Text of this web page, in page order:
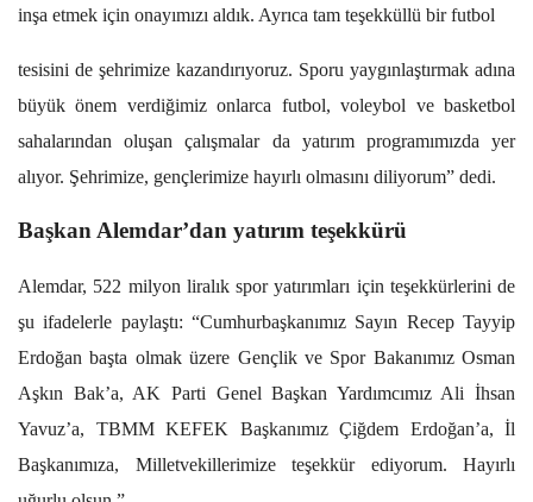
inşa etmek için onayımızı aldık. Ayrıca tam teşekküllü bir futbol
tesisini de şehrimize kazandırıyoruz. Sporu yaygınlaştırmak adına
büyük önem verdiğimiz onlarca futbol, voleybol ve basketbol
sahalarından oluşan çalışmalar da yatırım programımızda yer
alıyor. Şehrimize, gençlerimize hayırlı olmasını diliyorum” dedi.
Başkan Alemdar’dan yatırım teşekkürü
Alemdar, 522 milyon liralık spor yatırımları için teşekkürlerini de
şu ifadelerle paylaştı: “Cumhurbaşkanımız Sayın Recep Tayyip
Erdoğan başta olmak üzere Gençlik ve Spor Bakanımız Osman
Aşkın Bak’a, AK Parti Genel Başkan Yardımcımız Ali İhsan
Yavuz’a, TBMM KEFEK Başkanımız Çiğdem Erdoğan’a, İl
Başkanımıza, Milletvekillerimize teşekkür ediyorum. Hayırlı